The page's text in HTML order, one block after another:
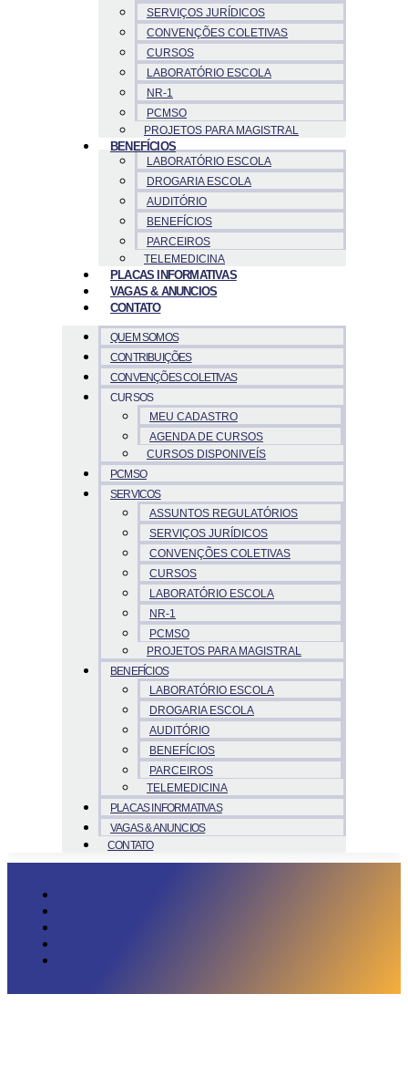
SERVIÇOS JURÍDICOS
CONVENÇÕES COLETIVAS
CURSOS
LABORATÓRIO ESCOLA
NR-1
PCMSO
PROJETOS PARA MAGISTRAL
BENEFÍCIOS
LABORATÓRIO ESCOLA
DROGARIA ESCOLA
AUDITÓRIO
BENEFÍCIOS
PARCEIROS
TELEMEDICINA
PLACAS INFORMATIVAS
VAGAS & ANUNCIOS
CONTATO
QUEM SOMOS
CONTRIBUIÇÕES
CONVENÇÕES COLETIVAS
CURSOS
MEU CADASTRO
AGENDA DE CURSOS
CURSOS DISPONIVEÍS
PCMSO
SERVICOS
ASSUNTOS REGULATÓRIOS
SERVIÇOS JURÍDICOS
CONVENÇÕES COLETIVAS
CURSOS
LABORATÓRIO ESCOLA
NR-1
PCMSO
PROJETOS PARA MAGISTRAL
BENEFÍCIOS
LABORATÓRIO ESCOLA
DROGARIA ESCOLA
AUDITÓRIO
BENEFÍCIOS
PARCEIROS
TELEMEDICINA
PLACAS INFORMATIVAS
VAGAS & ANUNCIOS
CONTATO